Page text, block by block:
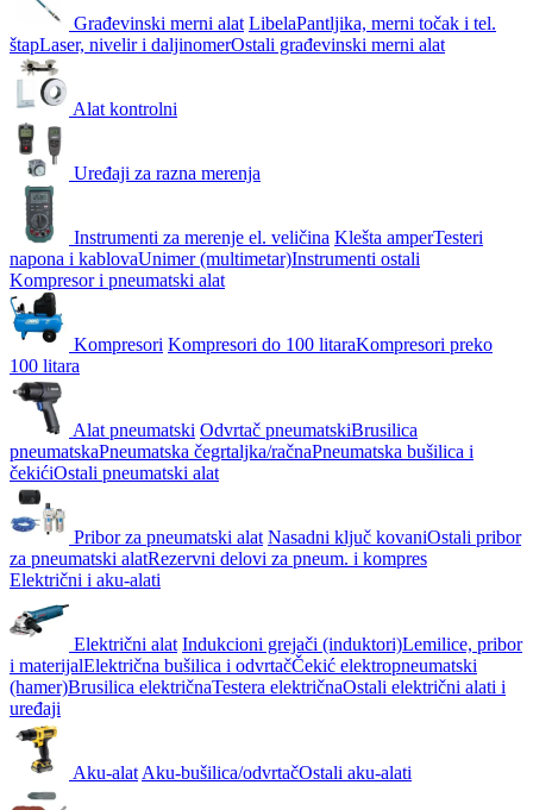
Građevinski merni alat LibelaPantljika, merni točak i tel.
štapLaser, nivelir i daljinomerOstali građevinski merni alat
Alat kontrolni
Uređaji za razna merenja
Instrumenti za merenje el. veličina Klešta amperTesteri
napona i kablovaUnimer (multimetar)Instrumenti ostali
Kompresor i pneumatski alat
Kompresori Kompresori do 100 litaraKompresori preko
100 litara
Alat pneumatski Odvrtač pneumatskiBrusilica
pneumatskaPneumatska čegrtaljka/račnaPneumatska bušilica i
čekićiOstali pneumatski alat
Pribor za pneumatski alat Nasadni ključ kovaniOstali pribor
za pneumatski alatRezervni delovi za pneum. i kompres
Električni i aku-alati
Električni alat Indukcioni grejači (induktori)Lemilice, pribor
i materijalElektrična bušilica i odvrtačČekić elektropneumatski
(hamer)Brusilica električnaTestera električnaOstali električni alati i
uređaji
Aku-alat Aku-bušilica/odvrtačOstali aku-alati